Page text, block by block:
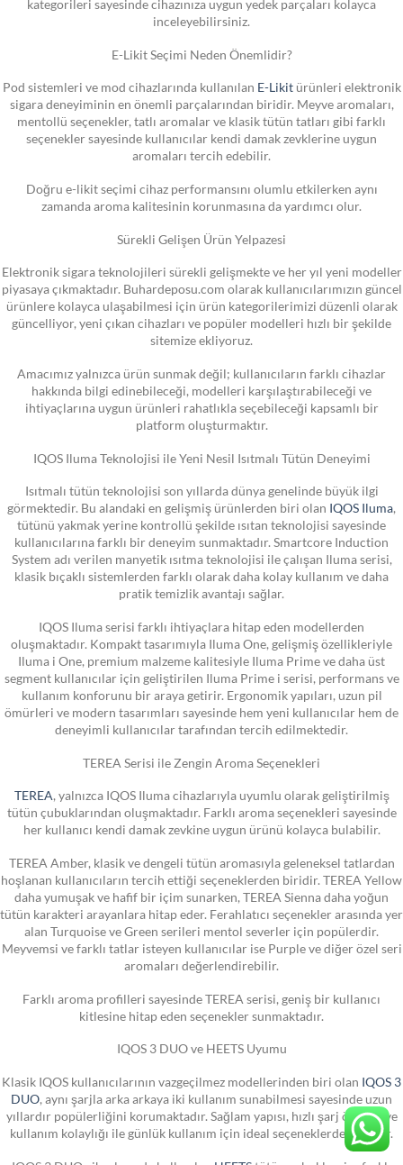
kategorileri sayesinde cihazınıza uygun yedek parçaları kolayca
inceleyebilirsiniz.
E-Likit Seçimi Neden Önemlidir?
Pod sistemleri ve mod cihazlarında kullanılan E-Likitürünleri elektronik
sigara deneyiminin en önemli parçalarından biridir. Meyve aromaları,
mentollü seçenekler, tatlı aromalar ve klasik tütün tatları gibi farklı
seçenekler sayesinde kullanıcılar kendi damak zevklerine uygun
aromaları tercih edebilir.
Doğru e-likit seçimi cihaz performansını olumlu etkilerken aynı
zamanda aroma kalitesinin korunmasına da yardımcı olur.
Sürekli Gelişen Ürün Yelpazesi
Elektronik sigara teknolojileri sürekli gelişmekte ve her yıl yeni modeller
piyasaya çıkmaktadır. Buhardeposu.com olarak kullanıcılarımızın güncel
ürünlere kolayca ulaşabilmesi için ürün kategorilerimizi düzenli olarak
güncelliyor, yeni çıkan cihazları ve popüler modelleri hızlı bir şekilde
sitemize ekliyoruz.
Amacımız yalnızca ürün sunmak değil; kullanıcıların farklı cihazlar
hakkında bilgi edinebileceği, modelleri karşılaştırabileceği ve
ihtiyaçlarına uygun ürünleri rahatlıkla seçebileceği kapsamlı bir
platform oluşturmaktır.
IQOS Iluma Teknolojisi ile Yeni Nesil Isıtmalı Tütün Deneyimi
Isıtmalı tütün teknolojisi son yıllarda dünya genelinde büyük ilgi
görmektedir. Bu alandaki en gelişmiş ürünlerden biri olan IQOS Iluma,
tütünü yakmak yerine kontrollü şekilde ısıtan teknolojisi sayesinde
kullanıcılarına farklı bir deneyim sunmaktadır. Smartcore Induction
System adı verilen manyetik ısıtma teknolojisi ile çalışan Iluma serisi,
klasik bıçaklı sistemlerden farklı olarak daha kolay kullanım ve daha
pratik temizlik avantajı sağlar.
IQOS Iluma serisi farklı ihtiyaçlara hitap eden modellerden
oluşmaktadır. Kompakt tasarımıyla Iluma One, gelişmiş özellikleriyle
Iluma i One, premium malzeme kalitesiyle Iluma Prime ve daha üst
segment kullanıcılar için geliştirilen Iluma Prime i serisi, performans ve
kullanım konforunu bir araya getirir. Ergonomik yapıları, uzun pil
ömürleri ve modern tasarımları sayesinde hem yeni kullanıcılar hem de
deneyimli kullanıcılar tarafından tercih edilmektedir.
TEREA Serisi ile Zengin Aroma Seçenekleri
TEREA, yalnızca IQOS Iluma cihazlarıyla uyumlu olarak geliştirilmiş
tütün çubuklarından oluşmaktadır. Farklı aroma seçenekleri sayesinde
her kullanıcı kendi damak zevkine uygun ürünü kolayca bulabilir.
TEREA Amber, klasik ve dengeli tütün aromasıyla geleneksel tatlardan
hoşlanan kullanıcıların tercih ettiği seçeneklerden biridir. TEREA Yellow
daha yumuşak ve hafif bir içim sunarken, TEREA Sienna daha yoğun
tütün karakteri arayanlara hitap eder. Ferahlatıcı seçenekler arasında yer
alan Turquoise ve Green serileri mentol severler için popülerdir.
Meyvemsi ve farklı tatlar isteyen kullanıcılar ise Purple ve diğer özel seri
aromaları değerlendirebilir.
Farklı aroma profilleri sayesinde TEREA serisi, geniş bir kullanıcı
kitlesine hitap eden seçenekler sunmaktadır.
IQOS 3 DUO ve HEETS Uyumu
Klasik IQOS kullanıcılarının vazgeçilmez modellerinden biri olan IQOS 3
DUO, aynı şarjla arka arkaya iki kullanım sunabilmesi sayesinde uzun
yıllardır popülerliğini korumaktadır. Sağlam yapısı, hızlı şarj özelliği ve
kullanım kolaylığı ile günlük kullanım için ideal seçeneklerden biridir.